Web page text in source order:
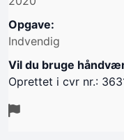
Opgave:
Indvendig
Vil du bruge
Oprettet i cvr nr.: